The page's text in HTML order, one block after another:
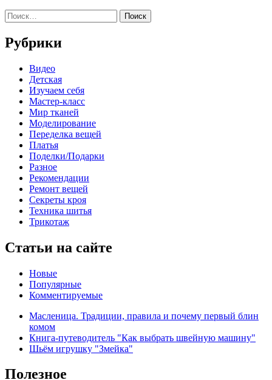
Найти:
Рубрики
Видео
Детская
Изучаем себя
Мастер-класс
Мир тканей
Моделирование
Переделка вещей
Платья
Поделки/Подарки
Разное
Рекомендации
Ремонт вещей
Секреты кроя
Техника шитья
Трикотаж
Статьи на сайте
Новые
Популярные
Комментируемые
Масленица. Традиции, правила и почему первый блин
комом
Книга-путеводитель "Как выбрать швейную машину"
Шьём игрушку "Змейка"
Полезное